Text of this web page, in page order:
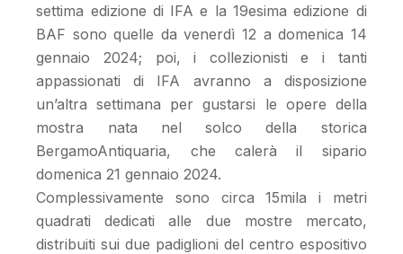
settima edizione di IFA e la 19esima edizione di
BAF sono quelle da venerdì 12 a domenica 14
gennaio 2024; poi, i collezionisti e i tanti
appassionati di IFA avranno a disposizione
un’altra settimana per gustarsi le opere della
mostra nata nel solco della storica
BergamoAntiquaria, che calerà il sipario
domenica 21 gennaio 2024.
Complessivamente sono circa 15mila i metri
quadrati dedicati alle due mostre mercato,
distribuiti sui due padiglioni del centro espositivo